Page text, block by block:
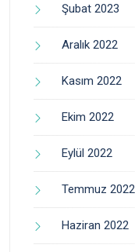
Şubat 2023
Aralık 2022
Kasım 2022
Ekim 2022
Eylül 2022
Temmuz 2022
Haziran 2022